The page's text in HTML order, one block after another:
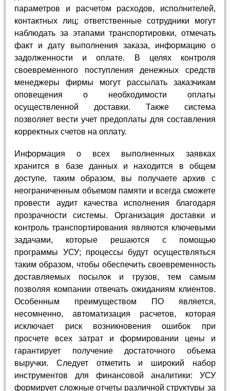
параметров и расчетом расходов, исполнителей,
контактных лиц; ответственные сотрудники могут
наблюдать за этапами транспортировки, отмечать
факт и дату выполнения заказа, информацию о
задолженности и оплате. В целях контроля
своевременного поступления денежных средств
менеджеры фирмы могут рассылать заказчикам
оповещения о необходимости оплаты
осуществленной доставки. Также система
позволяет вести учет предоплаты для составления
корректных счетов на оплату.
Информация о всех выполненных заявках
хранится в базе данных и находится в общем
доступе, таким образом, вы получаете архив с
неограниченным объемом памяти и всегда сможете
провести аудит качества исполнения благодаря
прозрачности системы. Организация доставки и
контроль транспортирования являются ключевыми
задачами, которые решаются с помощью
программы УСУ; процессы будут осуществляться
таким образом, чтобы обеспечить своевременность
доставляемых посылок и грузов, тем самым
позволяя компании отвечать ожиданиям клиентов.
Особенным преимуществом ПО является,
несомненно, автоматизация расчетов, которая
исключает риск возникновения ошибок при
просчете всех затрат и формировании цены и
гарантирует получение достаточного объема
выручки. Следует отметить и широкий набор
инструментов для финансовой аналитики: УСУ
формирует сложные отчеты различной структуры за